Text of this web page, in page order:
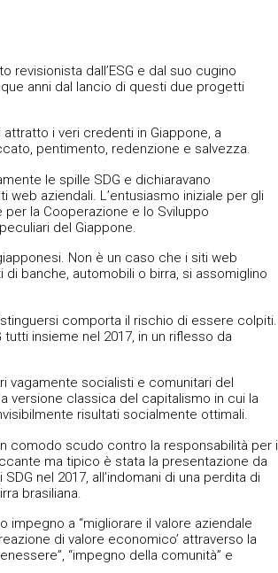
revisionista dall’ESG e dal suo cugino
anni dal lancio di questi due progetti
i veri credenti in Giappone, a
pentimento, redenzione e salvezza.
le spille SDG e dichiaravano
web aziendali. L’entusiasmo iniziale per gli
per la Cooperazione e lo Sviluppo
del Giappone.
Non è un caso che i siti web
banche, automobili o birra, si assomiglino
comporta il rischio di essere colpiti.
insieme nel 2017, in un riflesso da
vagamente socialisti e comunitari del
versione classica del capitalismo in cui la
risultati socialmente ottimali.
comodo scudo contro la responsabilità per i
ma tipico è stata la presentazione da
nel 2017, all’indomani di una perdita di
brasiliana.
impegno a “migliorare il valore aziendale
di valore economico’ attraverso la
“impegno della comunità” e